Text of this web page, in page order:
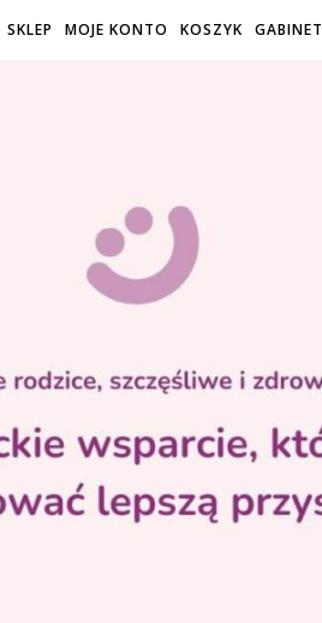
SKLEP MOJE KONTO KOSZYK GABINET